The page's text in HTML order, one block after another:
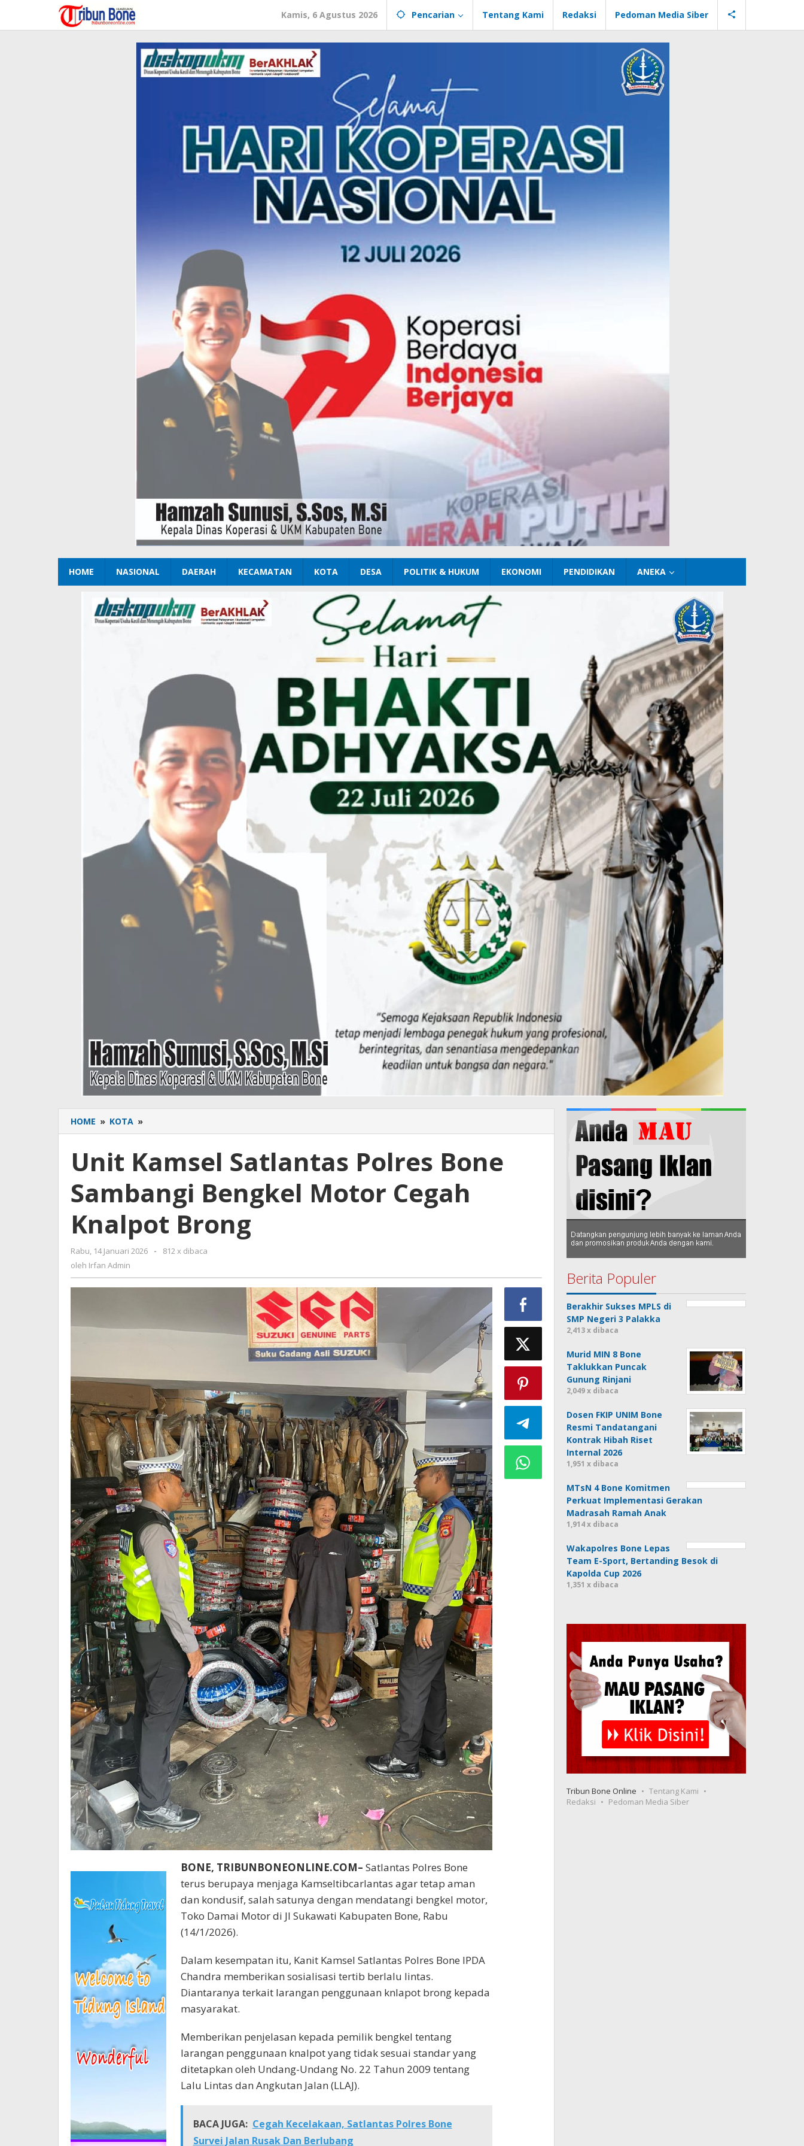
konten
Kamis, 6 Agustus 2026 Pencarian Tentang Kami Redaksi Pedoman Media Siber
HOME NASIONAL DAERAH KECAMATAN KOTA DESA POLITIK & HUKUM EKONOMI PENDIDIKAN ANEKA
HOME » KOTA »
Kamsel
Polres
Bone
Bengkel
Cegah
Knalpot
Brong
Unit Kamsel Satlantas Polres Bone
Sambangi Bengkel Motor Cegah
Knalpot Brong
Rabu, 14 Januari 2026
oleh
-
812 x dibaca
oleh Irfan Admin
BONE, TRIBUNBONEONLINE.COM– Satlantas Polres Bone
terus berupaya menjaga Kamseltibcarlantas agar tetap aman
dan kondusif, salah satunya dengan mendatangi bengkel motor,
Toko Damai Motor di Jl Sukawati Kabupaten Bone, Rabu
(14/1/2026).
Dalam kesempatan itu, Kanit Kamsel Satlantas Polres Bone IPDA
Chandra memberikan sosialisasi tertib berlalu lintas.
Diantaranya terkait larangan penggunaan knlapot brong kepada
masyarakat.
Memberikan penjelasan kepada pemilik bengkel tentang
larangan penggunaan knalpot yang tidak sesuai standar yang
ditetapkan oleh Undang-Undang No. 22 Tahun 2009 tentang
Lalu Lintas dan Angkutan Jalan (LLAJ).
BACA JUGA: Cegah Kecelakaan, Satlantas Polres Bone
Survei Jalan Rusak Dan Berlubang
Berita Populer
Berakhir Sukses MPLS di
SMP Negeri 3 Palakka
2,413 x dibaca
Murid MIN 8 Bone
Taklukkan Puncak
Gunung Rinjani
2,049 x dibaca
Dosen FKIP UNIM Bone
Resmi Tandatangani
Kontrak Hibah Riset
Internal 2026
1,951 x dibaca
MTsN 4 Bone Komitmen
Perkuat Implementasi Gerakan
Madrasah Ramah Anak
1,914 x dibaca
Wakapolres Bone Lepas
Team E-Sport, Bertanding Besok di
Kapolda Cup 2026
1,351 x dibaca
Tribun Bone Online
Tentang Kami
Redaksi
Pedoman Media Siber